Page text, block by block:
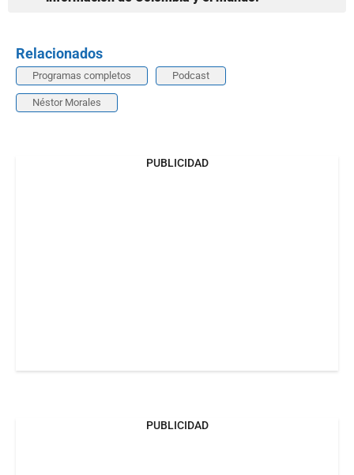
Relacionados
Programas completos Podcast
Néstor Morales
PUBLICIDAD
PUBLICIDAD